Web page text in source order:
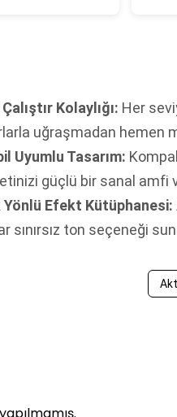
Kolaylığı: Her
uğraşmadan hemen
Uyumlu Tasarım:
güçlü bir sanal amfi
Yönlü Efekt Kütüphanesi:
sınırsız ton seçeneği